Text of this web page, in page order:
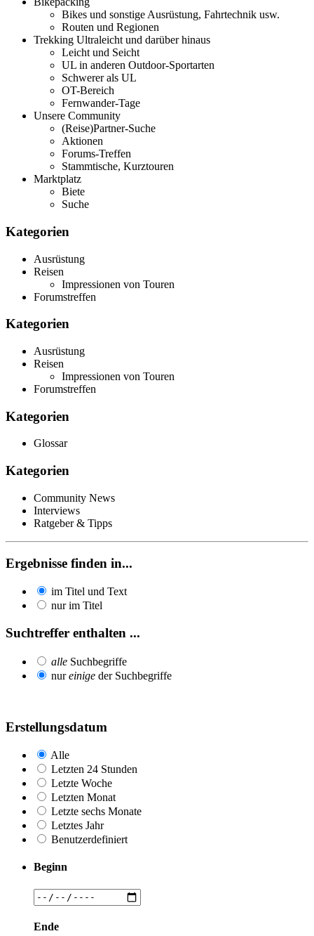
Bikes und sonstige Ausrüstung, Fahrtechnik usw.
Routen und Regionen
Trekking Ultraleicht und darüber hinaus
Leicht und Seicht
UL in anderen Outdoor-Sportarten
Schwerer als UL
OT-Bereich
Fernwander-Tage
Unsere Community
(Reise)Partner-Suche
Aktionen
Forums-Treffen
Stammtische, Kurztouren
Marktplatz
Biete
Suche
Kategorien
Ausrüstung
Reisen
Impressionen von Touren
Forumstreffen
Kategorien
Ausrüstung
Reisen
Impressionen von Touren
Forumstreffen
Kategorien
Glossar
Kategorien
Community News
Interviews
Ratgeber & Tipps
Ergebnisse finden in...
im Titel und Text
nur im Titel
Suchtreffer enthalten ...
alle Suchbegriffe
nureinige der Suchbegriffe
Erstellungsdatum
Alle
Letzten 24 Stunden
Letzte Woche
Letzten Monat
Letzte sechs Monate
Letztes Jahr
Benutzerdefiniert
Beginn
Ende